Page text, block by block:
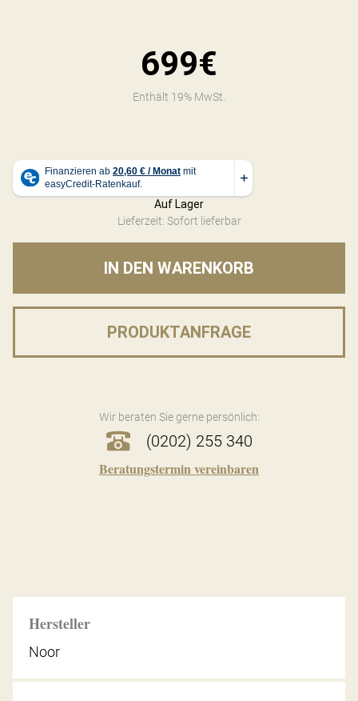
699€
Enthält 19% MwSt.
Auf Lager
Lieferzeit: Sofort lieferbar
IN DEN WARENKORB
PRODUKTANFRAGE
Wir beraten Sie gerne persönlich:
(0202) 255 340
Beratungstermin vereinbaren
Hersteller
Noor